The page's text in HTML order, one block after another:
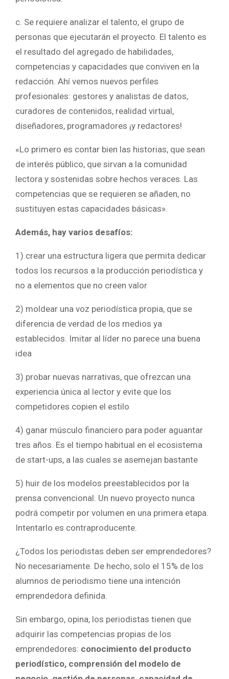
c. Se requiere analizar el talento, el grupo de
personas que ejecutarán el proyecto. El talento es
el resultado del agregado de habilidades,
competencias y capacidades que conviven en la
redacción. Ahí vemos nuevos perfiles
profesionales: gestores y analistas de datos,
curadores de contenidos, realidad virtual,
diseñadores, programadores ¡y redactores!
«Lo primero es contar bien las historias, que sean
de interés público, que sirvan a la comunidad
lectora y sostenidas sobre hechos veraces. Las
competencias que se requieren se añaden, no
sustituyen estas capacidades básicas».
Además, hay varios desafíos:
1) crear una estructura ligera que permita dedicar
todos los recursos a la producción periodística y
no a elementos que no creen valor
2) moldear una voz periodística propia, que se
diferencia de verdad de los medios ya
establecidos. Imitar al líder no parece una buena
idea
3) probar nuevas narrativas, que ofrezcan una
experiencia única al lector y evite que los
competidores copien el estilo
4) ganar músculo financiero para poder aguantar
tres años. Es el tiempo habitual en el ecosistema
de start-ups, a las cuales se asemejan bastante
5) huir de los modelos preestablecidos por la
prensa convencional. Un nuevo proyecto nunca
podrá competir por volumen en una primera etapa.
Intentarlo es contraproducente.
¿Todos los periodistas deben ser emprendedores?
No necesariamente. De hecho, solo el 15% de los
alumnos de periodismo tiene una intención
emprendedora definida.
Sin embargo, opina, los periodistas tienen que
adquirir las competencias propias de los
emprendedores: conocimiento del producto
periodístico, comprensión del modelo de